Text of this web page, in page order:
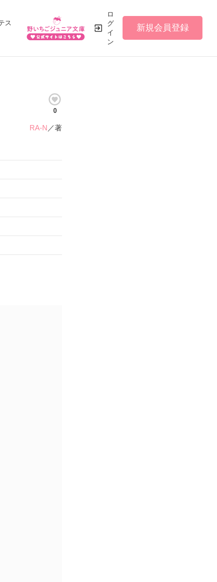
ス
ロ
グ
イ
ン
新規会員登録
0
RA-N ／著